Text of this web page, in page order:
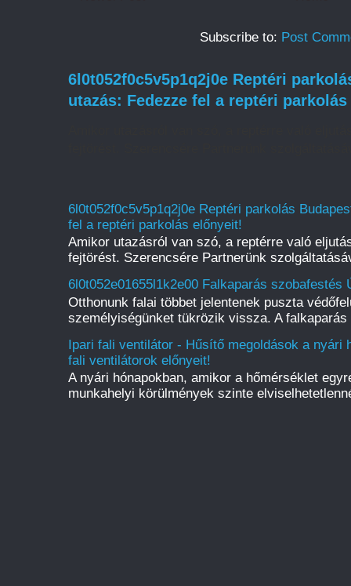
Subscribe to: Post
6l0t052f0c5v5p1q2j0e Reptéri
utazás: Fedezze fel a reptéri
6l0t052f0c5v5p1q2j0e Reptéri parkolás
fel a reptéri parkolás előnyeit!
Amikor utazásról van szó, a reptérre való
fejtörést. Szerencsére Partnerünk
6l0t052e01655l1k2e00 Falkaparás
Otthonunk falai többet jelentenek puszta
személyiségünket tükrözik vissza. A
Ipari fali ventilátor - Hűsítő megoldások a nyári
fali ventilátorok előnyeit!
A nyári hónapokban, amikor a hőmérséklet
munkahelyi körülmények szinte